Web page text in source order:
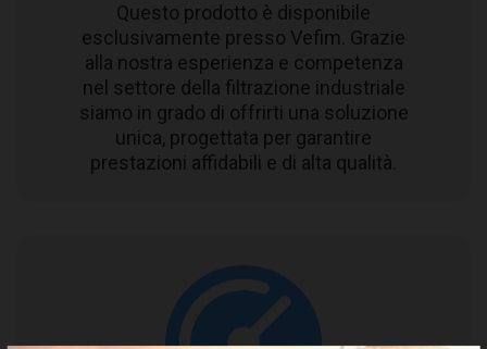
Questo prodotto è disponibile
esclusivamente presso Vefim. Grazie
alla nostra esperienza e competenza
nel settore della filtrazione industriale
siamo in grado di offrirti una soluzione
unica, progettata per garantire
prestazioni affidabili e di alta qualità.